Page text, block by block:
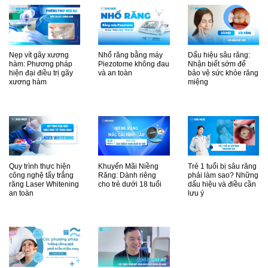
Nẹp vít gãy xương
hàm: Phương pháp
hiện đại điều trị gãy
xương hàm
Nhổ răng bằng máy
Piezotome không đau
và an toàn
Dấu hiệu sâu răng:
Nhận biết sớm để
bảo vệ sức khỏe răng
miệng
Quy trình thực hiện
công nghệ tẩy trắng
răng Laser Whitening
an toàn
Khuyến Mãi Niềng
Răng: Dành riêng
cho trẻ dưới 18 tuổi
Trẻ 1 tuổi bị sâu răng
phải làm sao? Những
dấu hiệu và điều cần
lưu ý